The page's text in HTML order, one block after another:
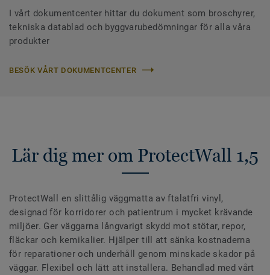
I vårt dokumentcenter hittar du dokument som broschyrer,
tekniska datablad och byggvarubedömningar för alla våra
produkter
BESÖK VÅRT DOKUMENTCENTER
Lär dig mer om ProtectWall 1,5
ProtectWall en slittålig väggmatta av ftalatfri vinyl,
designad för korridorer och patientrum i mycket krävande
miljöer. Ger väggarna långvarigt skydd mot stötar, repor,
fläckar och kemikalier. Hjälper till att sänka kostnaderna
för reparationer och underhåll genom minskade skador på
väggar. Flexibel och lätt att installera. Behandlad med vårt